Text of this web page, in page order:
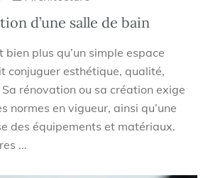
d’une salle de bain
plus qu’un simple espace
conjuguer esthétique, qualité,
rénovation ou sa création exige
normes en vigueur, ainsi qu’une
des équipements et matériaux.
...